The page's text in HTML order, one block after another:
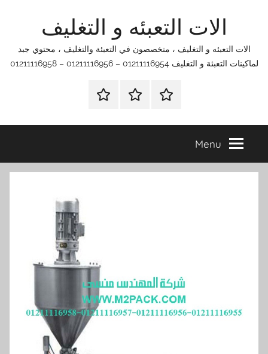
الات التعبئه و التغليف
التعبئه و التغليف ، متخصصون في التعبئة والتغليف ، محتوي جبد
و التغليف 01211116954 – 01211116956 – 01211116958
الرئيسيةاتصل
اتـصـل
في
التي
Menu